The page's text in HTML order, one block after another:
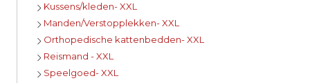
Kussens/kleden- XXL
Manden/Verstopplekken- XXL
Orthopedische kattenbedden- XXL
Reismand - XXL
Speelgoed- XXL